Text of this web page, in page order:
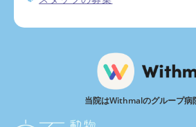
当院はWithmalのグループ病